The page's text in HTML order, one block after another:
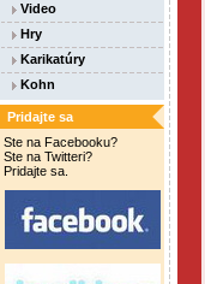
Video
Hry
Karikatúry
Kohn
Pridajte sa
Ste na Facebooku?
Ste na Twitteri?
Pridajte sa.